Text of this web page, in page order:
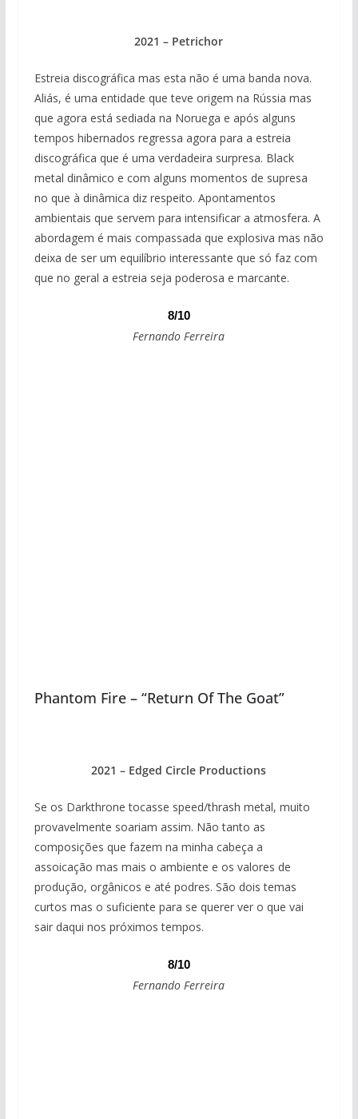
2021 – Petrichor
Estreia discográfica mas esta não é uma banda nova.
Aliás, é uma entidade que teve origem na Rússia mas
que agora está sediada na Noruega e após alguns
tempos hibernados regressa agora para a estreia
discográfica que é uma verdadeira surpresa. Black
metal dinâmico e com alguns momentos de supresa
no que à dinâmica diz respeito. Apontamentos
ambientais que servem para intensificar a atmosfera. A
abordagem é mais compassada que explosiva mas não
deixa de ser um equilíbrio interessante que só faz com
que no geral a estreia seja poderosa e marcante.
8/10
Fernando Ferreira
Phantom Fire – “Return Of The Goat”
2021 – Edged Circle Productions
Se os Darkthrone tocasse speed/thrash metal, muito
provavelmente soariam assim. Não tanto as
composições que fazem na minha cabeça a
assoicação mas mais o ambiente e os valores de
produção, orgânicos e até podres. São dois temas
curtos mas o suficiente para se querer ver o que vai
sair daqui nos próximos tempos.
8/10
Fernando Ferreira